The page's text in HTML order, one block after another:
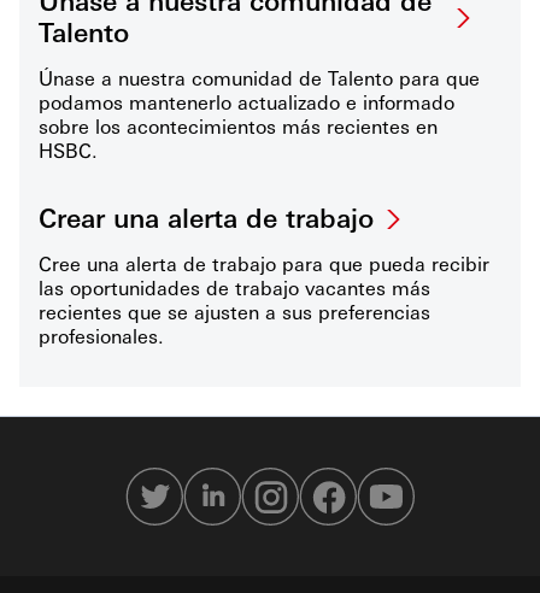
Talento
Únase a nuestra comunidad de Talento para que
podamos mantenerlo actualizado e informado
sobre los acontecimientos más recientes en
HSBC.
Crear una alerta de trabajo
Cree una alerta de trabajo para que pueda recibir
las oportunidades de trabajo vacantes más
recientes que se ajusten a sus preferencias
profesionales.